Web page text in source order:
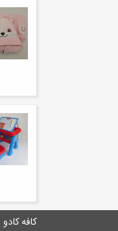
کافه کادو